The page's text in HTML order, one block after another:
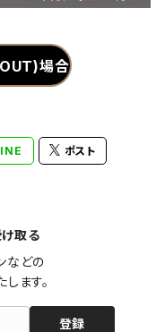
場合
ポスト
取る
などの
ます。
登録